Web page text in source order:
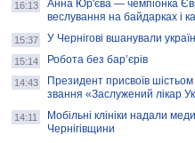
підприємництва у Чернігівській
Золота тварина: видання Forbes
написало про чернігівця Патрона:
скільки на ньому заробляє? І куди
витрачають?
16:13
Анна Юр'єва — чемпіонка
веслування на байдарках і
15:37 У Чернігові вшанували
15:14 Робота без бар’єрів
14:43
Президент присвоїв
звання «Заслужений лікар
14:11
Мобільні клініки надали
Чернігівщини